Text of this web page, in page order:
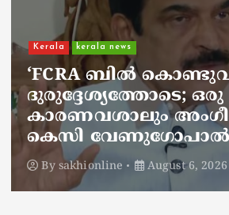
kerala news
ചാലിശേരിയില്‍
ജനകീയ
നഴ്സിന് അണലിയുടെ
അണലിയുടെ
ഡ്യൂട്ടിക്കിടെ
By sakhionline August 6, 2026